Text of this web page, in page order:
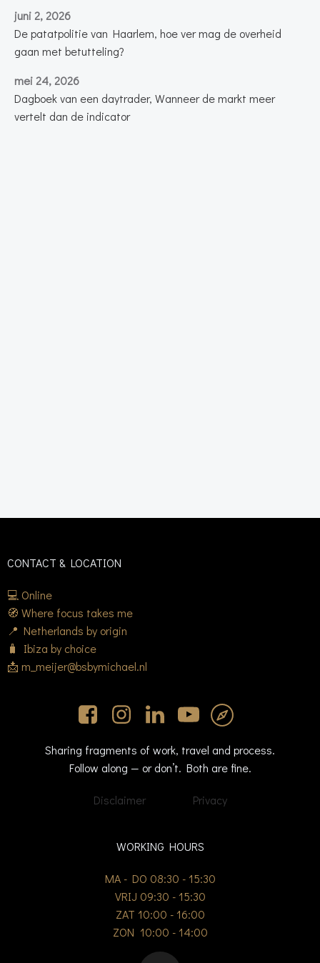
juni 2, 2026
De patatpolitie van Haarlem, hoe ver mag de overheid
gaan met betutteling?
mei 24, 2026
Dagboek van een daytrader, Wanneer de markt meer
vertelt dan de indicator
CONTACT & LOCATION
💻 Online
🧭 Where focus takes me
📍 Netherlands by origin
🧳 Ibiza by choice
📩 m_meijer@bsbymichael.nl
Sharing fragments of work, travel and process.
Follow along — or don’t. Both are fine.
Disclaimer Privacy
WORKING HOURS
MA - DO 08:30 - 15:30
VRIJ 09:30 - 15:30
ZAT 10:00 - 16:00
ZON 10:00 - 14:00